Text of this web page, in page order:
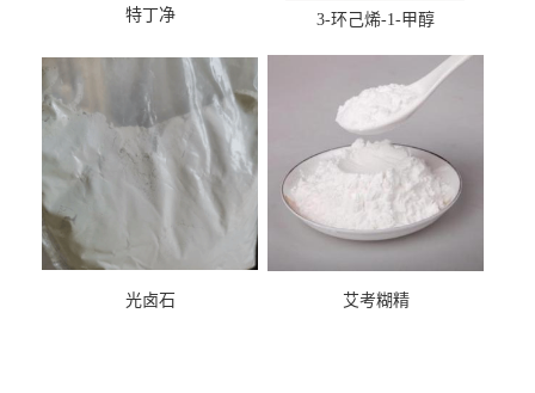
特丁净 3-环己烯-1-甲醇
光卤石 艾考糊精